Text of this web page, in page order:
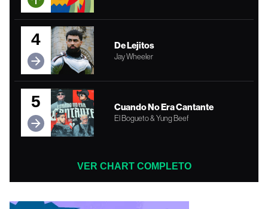
4 De Lejitos
Jay Wheeler
5 Cuando No Era Cantante
El Bogueto & Yung Beef
VER CHART COMPLETO